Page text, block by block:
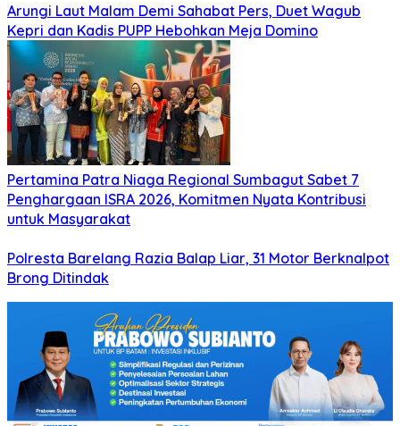
Arungi Laut Malam Demi Sahabat Pers, Duet Wagub
Kepri dan Kadis PUPP Hebohkan Meja Domino
Pertamina Patra Niaga Regional Sumbagut Sabet 7
Penghargaan ISRA 2026, Komitmen Nyata Kontribusi
untuk Masyarakat
Polresta Barelang Razia Balap Liar, 31 Motor Berknalpot
Brong Ditindak